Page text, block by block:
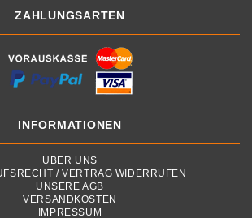
ZAHLUNGSARTEN
INFORMATIONEN
ÜBER UNS
/ VERTRAG WIDERRUFEN
UNSERE AGB
VERSANDKOSTEN
IMPRESSUM